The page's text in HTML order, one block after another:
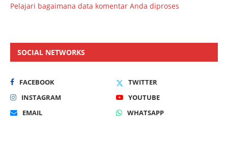
Pelajari bagaimana data komentar Anda diproses
SOCIAL NETWORKS
FACEBOOK
TWITTER
INSTAGRAM
YOUTUBE
EMAIL
WHATSAPP